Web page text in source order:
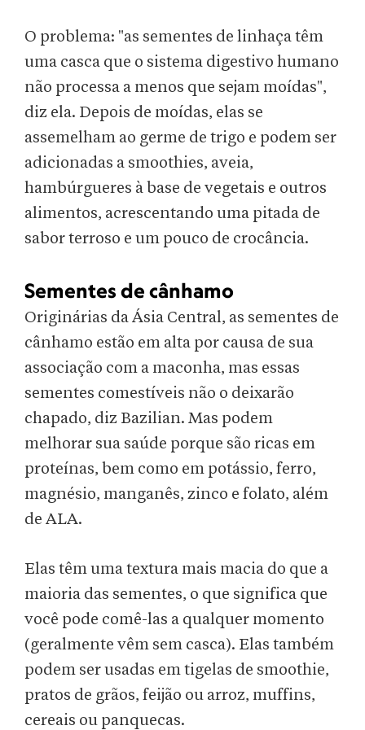
O problema: "as sementes de linhaça têm
uma casca que o sistema digestivo humano
não processa a menos que sejam moídas",
diz ela. Depois de moídas, elas se
assemelham ao germe de trigo e podem ser
adicionadas a smoothies, aveia,
hambúrgueres à base de vegetais e outros
alimentos, acrescentando uma pitada de
sabor terroso e um pouco de crocância.
Sementes de cânhamo
Originárias da Ásia Central, as sementes de
cânhamo estão em alta por causa de sua
associação com a maconha, mas essas
sementes comestíveis não o deixarão
chapado, diz Bazilian. Mas podem
melhorar sua saúde porque são ricas em
proteínas, bem como em potássio, ferro,
magnésio, manganês, zinco e folato, além
de ALA.
Elas têm uma textura mais macia do que a
maioria das sementes, o que significa que
você pode comê-las a qualquer momento
(geralmente vêm sem casca). Elas também
podem ser usadas em tigelas de smoothie,
pratos de grãos, feijão ou arroz, muffins,
cereais ou panquecas.